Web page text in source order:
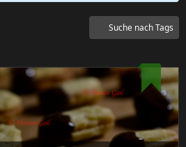
Suche nach Tags